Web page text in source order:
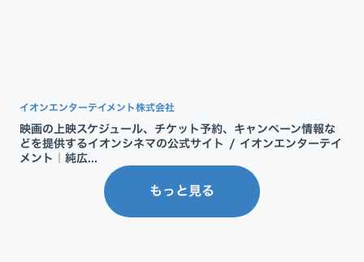
イオンエンターテイメント株式会社
映画の上映スケジュール、チケット予約、キャンペーン情報な
どを提供するイオンシネマの公式サイト / イオンエンターテイ
メント｜純広...
もっと見る